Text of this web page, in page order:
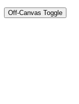
Off-Canvas Toggle